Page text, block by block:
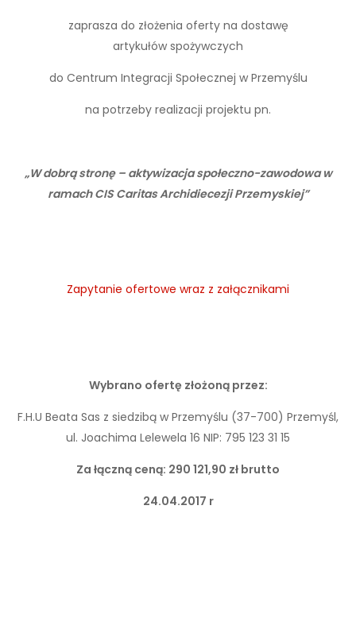
zaprasza do złożenia oferty na dostawę
artykułów spożywczych
do Centrum Integracji Społecznej w Przemyślu
na potrzeby realizacji projektu pn.
„W dobrą stronę – aktywizacja społeczno-zawodowa w
ramach CIS Caritas Archidiecezji Przemyskiej”
Zapytanie ofertowe wraz z załącznikami
Wybrano ofertę złożoną przez:
F.H.U Beata Sas z siedzibą w Przemyślu (37-700) Przemyśl,
ul. Joachima Lelewela 16 NIP: 795 123 31 15
Za łączną ceną: 290 121,90 zł brutto
24.04.2017 r